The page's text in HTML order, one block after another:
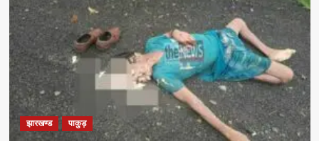
झारखण्ड पाकुड़